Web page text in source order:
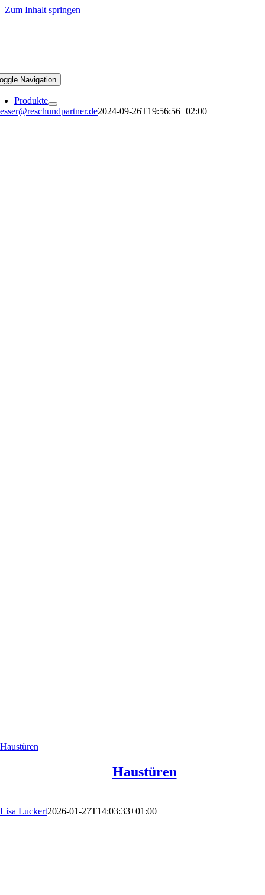
Zum Inhalt springen
Navigation
Produkte
esser@reschundpartner.de2024-09-26T19:56:56+02:00
Haustüren
Haustüren
Lisa Luckert2026-01-27T14:03:33+01:00